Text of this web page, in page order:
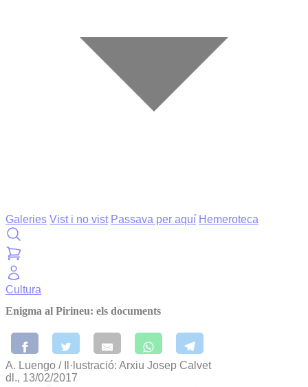
Galeries Vist i no vist Passava per aquí Hemeroteca
Cultura
Enigma al Pirineu: els documents
A. Luengo / Il·lustració: Arxiu Josep Calvet
dl., 13/02/2017